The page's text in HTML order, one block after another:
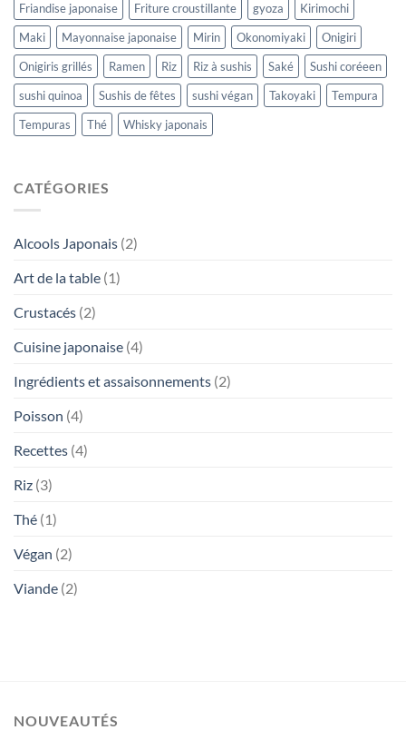
Friandise japonaise
Friture croustillante gyoza
Kirimochi
Maki
Mayonnaise japonaise Mirin Okonomiyaki
Onigiri
Onigiris grillés
Ramen Riz Riz à sushis Saké
Sushi coréeen
sushi quinoa
Sushis de fêtes sushi végan Takoyaki
Tempura
Tempuras
Thé Whisky japonais
CATÉGORIES
Alcools Japonais (2)
Art de la table (1)
Crustacés (2)
Cuisine japonaise (4)
Ingrédients et assaisonnements (2)
Poisson (4)
Recettes (4)
Riz (3)
Thé (1)
Végan (2)
Viande (2)
NOUVEAUTÉS